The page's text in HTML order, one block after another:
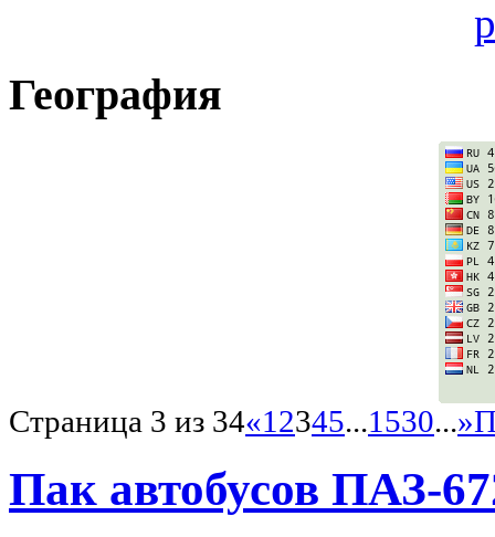
География
Страница 3 из 34«1 2345...1530...»
Пак автобусов ПАЗ-